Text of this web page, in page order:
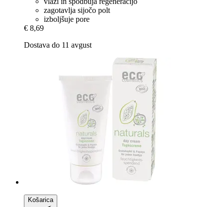
zagotavlja sijočo polt
izboljšuje pore
€ 8,69
Dostava do 11 avgust
Košarica